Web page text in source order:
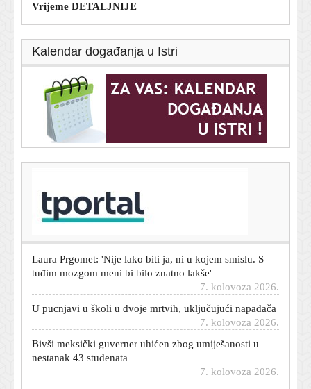
Vrijeme DETALJNIJE
Kalendar događanja u Istri
Evo što je Žalgirisov trener poručio nakon visokog
poraza od Hajduka
tuđim mozgom meni bi bilo znatno lakše'
7. kolovoza 2026.
U pucnjavi u školi u dvoje mrtvih, uključujući napadača
7. kolovoza 2026.
Bivši meksički guverner uhićen zbog umiješanosti u
nestanak 43 studenata
Potres na Kvarneru: 'Probudilo me, skočila sam iz